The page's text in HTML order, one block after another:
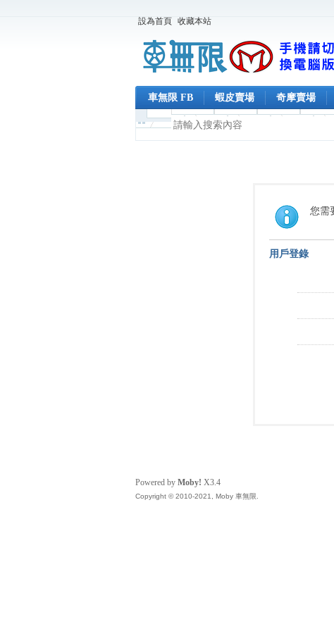
設為首頁 收藏本站
車無限 FB 蝦皮賣場 奇摩賣場
您需
用戶登錄
Powered by Moby! X3.4
Copyright © 2010-2021, Moby 車無限.